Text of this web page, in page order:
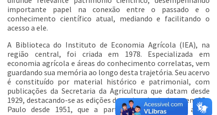
importante papel na conexão entre o passado e o
conhecimento científico atual, mediando e facilitando o
acesso a ele.
A Biblioteca do Instituto de Economia Agrícola (IEA), na
região central, foi criada em 1978. Especializada em
economia agrícola e áreas do conhecimento correlatas, vem
guardando sua memória ao longo desta trajetória. Seu acervo
é constituído por material histórico e patrimonial, com
publicações da Secretaria da Agricultura que datam desde
1929, destacando-se as edições da revista Agricultura em São
Paulo desde 1951, que a partir de 2006, passou a ser